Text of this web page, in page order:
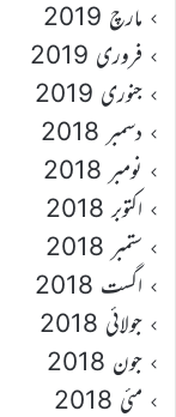
مارچ 2019
فروری 2019
جنوری 2019
دسمبر 2018
نومبر 2018
اکتوبر 2018
ستمبر 2018
اگست 2018
جولائی 2018
جون 2018
مئی 2018